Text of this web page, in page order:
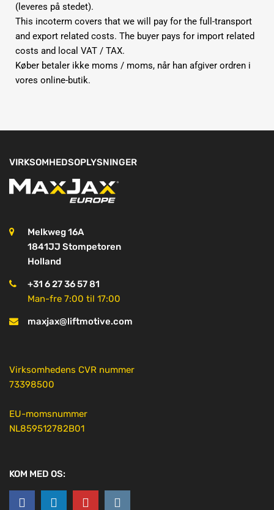
(leveres på stedet).
This incoterm covers that we will pay for the full-transport
and export related costs. The buyer pays for import related
costs and local VAT / TAX.
Køber betaler ikke moms / moms, når han afgiver ordren i
vores online-butik.
VIRKSOMHEDSOPLYSNINGER
Melkweg 16A
1841JJ Stompetoren
Holland
+31 6 27 36 57 81
Man-fre 7:00 til 17:00
maxjax@liftmotive.com
Virksomhedens CVR nummer
73398500
EU-momsnummer
NL859512782B01
KOM MED OS: